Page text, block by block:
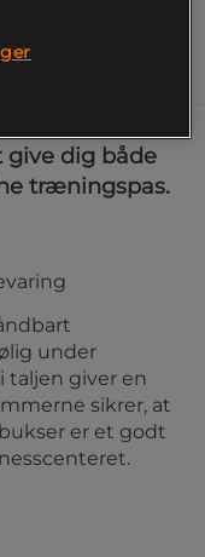
give dig både
træningspas.
under
taljen giver en
sikrer, at
er et godt